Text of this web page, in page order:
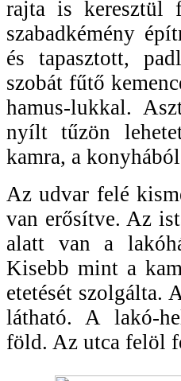
rajta is keresztül
szabadkémény
és tapasztott,
szobát fűtő
hamus-lukkal.
nyílt tűzön
kamra, a
Az udvar felé
van erősítve. Az
alatt van a
Kisebb mint a
etetését
látható. A lakó-
föld. Az utca felöl